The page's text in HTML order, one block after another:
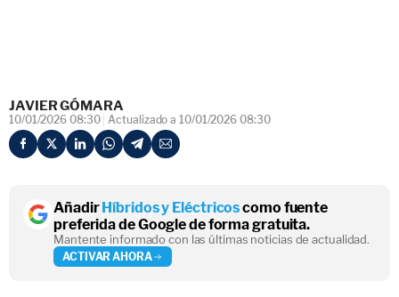
JAVIER GÓMARA
10/01/2026 08:30 Actualizado a 10/01/2026 08:30
AñadirHíbridos y Eléctricoscomo fuente
preferida de Google de forma gratuita.
Mantente informado con las últimas noticias de actualidad.
ACTIVAR AHORA